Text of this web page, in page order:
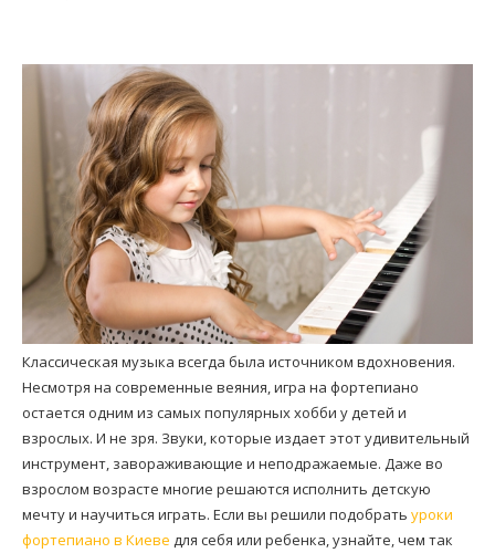
Классическая музыка всегда была источником вдохновения.
Несмотря на современные веяния, игра на фортепиано
остается одним из самых популярных хобби у детей и
взрослых. И не зря. Звуки, которые издает этот удивительный
инструмент, завораживающие и неподражаемые. Даже во
взрослом возрасте многие решаются исполнить детскую
мечту и научиться играть. Если вы решили подобрать уроки
фортепиано в Киеве для себя или ребенка, узнайте, чем так